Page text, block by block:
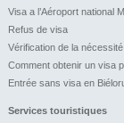
Visa a l’Aéroport national
Refus de visa
Vérification de la
Comment obtenir un visa
Entrée sans visa en
Services touristiques